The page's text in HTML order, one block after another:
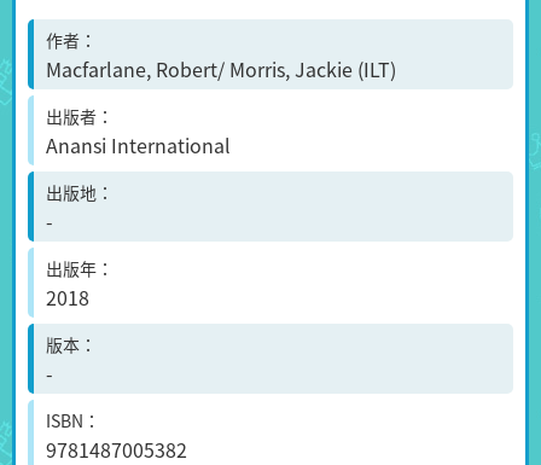
作者
Macfarlane, Robert/ Morris, Jackie (ILT)
出版者
Anansi International
出版地
-
出版年
2018
版本
-
ISBN
9781487005382